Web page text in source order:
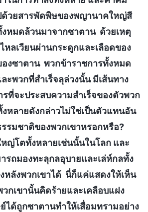
ด้วยสารพัดพิษของพญานาคใหญ่สี
หมดล้วนมาจากซาตาน ด้วยเหตุ
หลเวียนผ่านกระดูกและเลือดของ
องซาตาน พวกข้าราชการทั้งหมด
ะพวกที่สำเร็จลุล่วงนั้น มีเส้นทาง
ที่จะประสบความสำเร็จของตัวพวก
งหลายดังกล่าวไม่ใช่เป็นตัวแทนอัน
รมชาติของพวกเขาหรอกหรือ?
หญ่โตทั้งหลายเช่นนั้นในโลก และ
รถมองทะลุกลอุบายและเล่ห์กลทั้ง
หลังพวกเขาได้ นี่ก็แค่แสดงให้เห็น
กเขานั้นคิดร้ายและเคลือบแฝง
ได้ถูกซาตานทำให้เสื่อมทรามอย่าง